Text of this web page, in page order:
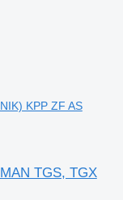
KPP ZF AS
TGS, TGX